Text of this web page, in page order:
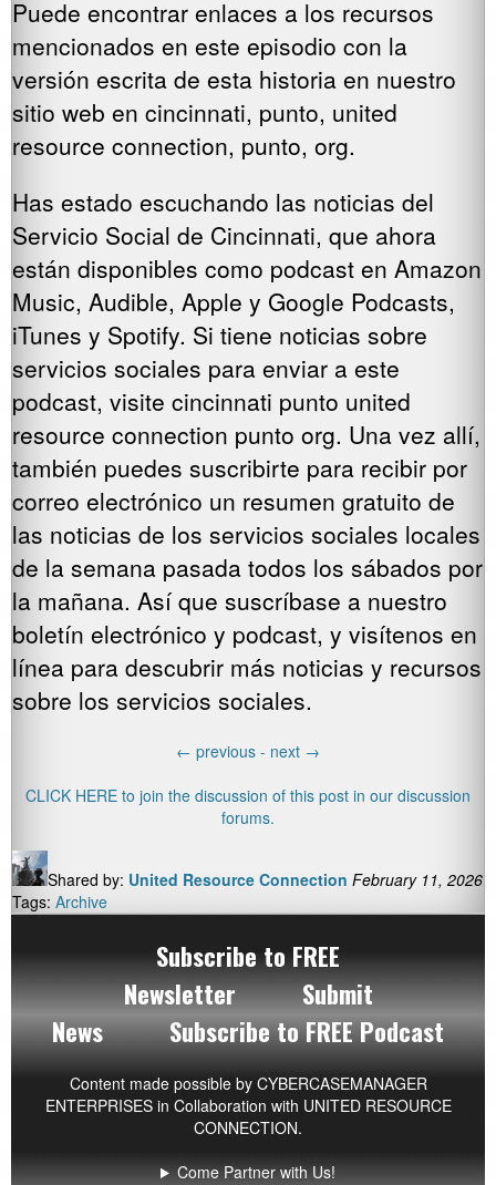
Puede encontrar enlaces a los recursos
mencionados en este episodio con la
versión escrita de esta historia en nuestro
sitio web en cincinnati, punto, united
resource connection, punto, org.
Has estado escuchando las noticias del
Servicio Social de Cincinnati, que ahora
están disponibles como podcast en Amazon
Music, Audible, Apple y Google Podcasts,
iTunes y Spotify. Si tiene noticias sobre
servicios sociales para enviar a este
podcast, visite cincinnati punto united
resource connection punto org. Una vez allí,
también puedes suscribirte para recibir por
correo electrónico un resumen gratuito de
las noticias de los servicios sociales locales
de la semana pasada todos los sábados por
la mañana. Así que suscríbase a nuestro
boletín electrónico y podcast, y visítenos en
línea para descubrir más noticias y recursos
sobre los servicios sociales.
← previous - next →
CLICK HERE to join the discussion of this post in our discussion
forums.
Shared by: United Resource Connection February 11, 2026
Tags: Archive
Subscribe to FREE
Newsletter
Submit
News
Subscribe to FREE Podcast
Content made possible by CYBERCASEMANAGER
ENTERPRISESin Collaboration with UNITED RESOURCE
CONNECTION.
Come Partner with Us!